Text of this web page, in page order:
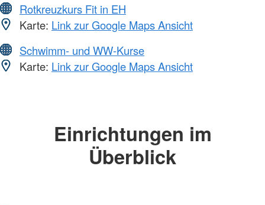
Rotkreuzkurs Fit in EH
Karte: Link zur Google Maps Ansicht
Schwimm- und WW-Kurse
Karte: Link zur Google Maps Ansicht
Einrichtungen im
Überblick